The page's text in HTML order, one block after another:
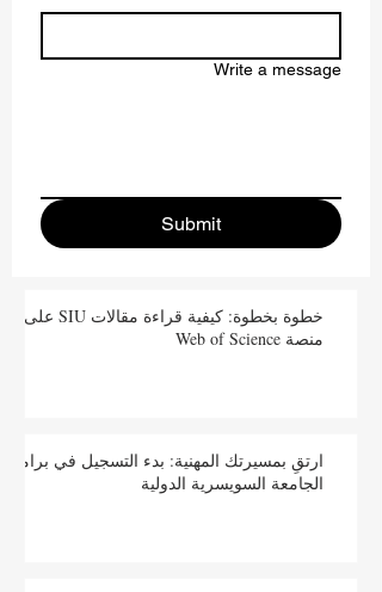
Write a message
Submit
خطوة بخطوة: كيفية قراءة مقالات SIU على
منصة Web of Science
ارتقِ بمسيرتك المهنية: بدء التسجيل في برامج
الجامعة السويسرية الدولية